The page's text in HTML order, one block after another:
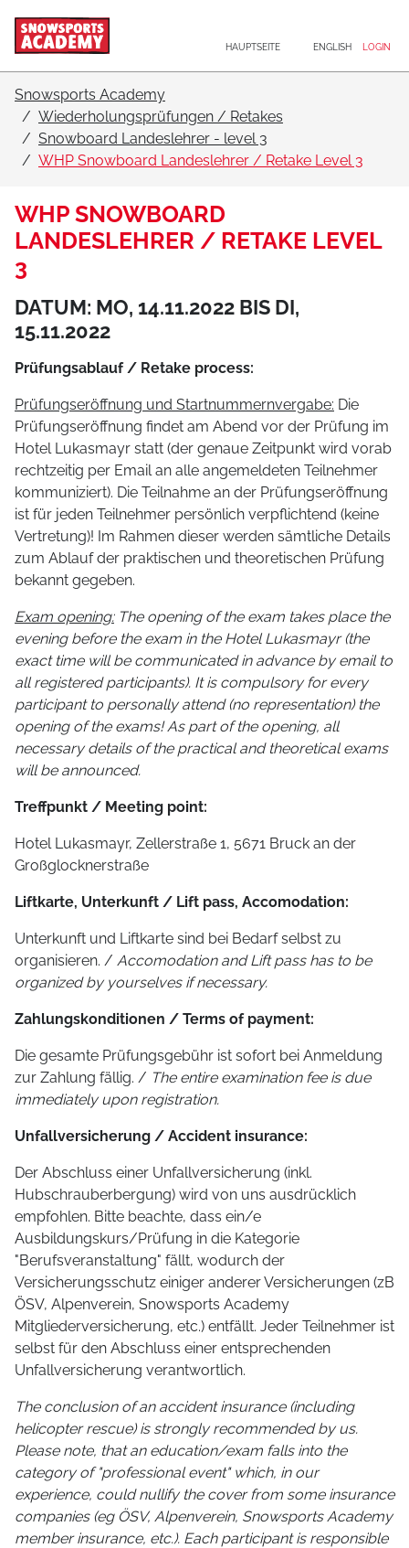
HAUPTSEITE ENGLISH LOGIN
Snowsports Academy
Wiederholungsprüfungen / Retakes
Snowboard Landeslehrer - level 3
WHP Snowboard Landeslehrer / Retake Level 3
WHP SNOWBOARD
LANDESLEHRER / RETAKE LEVEL
3
DATUM: MO, 14.11.2022 BIS DI,
15.11.2022
Prüfungsablauf / Retake process:
Prüfungseröffnung und Startnummernvergabe: Die
Prüfungseröffnung findet am Abend vor der Prüfung im
Hotel Lukasmayr statt (der genaue Zeitpunkt wird vorab
rechtzeitig per Email an alle angemeldeten Teilnehmer
kommuniziert). Die Teilnahme an der Prüfungseröffnung
ist für jeden Teilnehmer persönlich verpflichtend (keine
Vertretung)! Im Rahmen dieser werden sämtliche Details
zum Ablauf der praktischen und theoretischen Prüfung
bekannt gegeben.
Exam opening:The opening of the exam takes place the
evening before the exam in the Hotel Lukasmayr (the
exact time will be communicated in advance by email to
all registered participants). It is compulsory for every
participant to personally attend (no representation) the
opening of the exams! As part of the opening, all
necessary details of the practical and theoretical exams
will be announced.
Treffpunkt / Meeting point:
Hotel Lukasmayr, Zellerstraße 1, 5671 Bruck an der
Großglocknerstraße
Liftkarte, Unterkunft / Lift pass, Accomodation:
Unterkunft und Liftkarte sind bei Bedarf selbst zu
organisieren. / Accomodation and Lift pass has to be
organized by yourselves if necessary.
Zahlungskonditionen / Terms of payment:
Die gesamte Prüfungsgebühr ist sofort bei Anmeldung
zur Zahlung fällig. / The entire examination fee is due
immediately upon registration.
Unfallversicherung / Accident insurance:
Der Abschluss einer Unfallversicherung (inkl.
Hubschrauberbergung) wird von uns ausdrücklich
empfohlen. Bitte beachte, dass ein/e
Ausbildungskurs/Prüfung in die Kategorie
"Berufsveranstaltung" fällt, wodurch der
Versicherungsschutz einiger anderer Versicherungen (zB
ÖSV, Alpenverein, Snowsports Academy
Mitgliederversicherung, etc.) entfällt. Jeder Teilnehmer ist
selbst für den Abschluss einer entsprechenden
Unfallversicherung verantwortlich.
The conclusion of an accident insurance (including
helicopter rescue) is strongly recommended by us.
Please note, that an education/exam falls into the
category of "professional event" which, in our
experience, could nullify the cover from some insurance
companies (eg ÖSV, Alpenverein, Snowsports Academy
member insurance, etc.). Each participant is responsible